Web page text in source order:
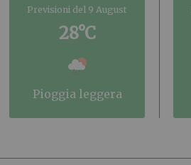
Previsioni del 9 August
28°C
pioggia leggera